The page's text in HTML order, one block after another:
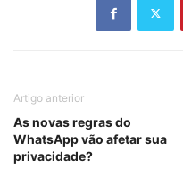
Artigo anterior
As novas regras do
WhatsApp vão afetar sua
privacidade?